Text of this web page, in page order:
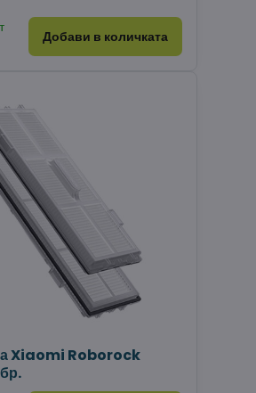
Добави в количката
Xiaomi Roborock